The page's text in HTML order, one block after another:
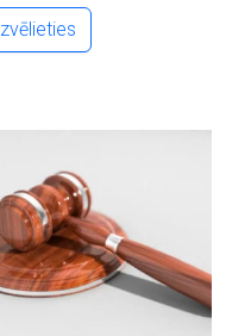
variants. The